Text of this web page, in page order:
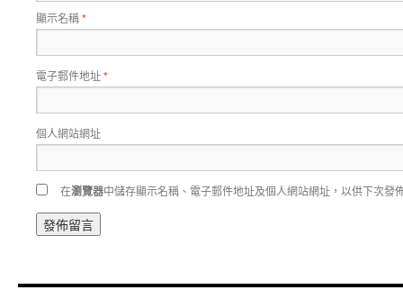
顯示名稱*
電子郵件地址*
個人網站網址
在瀏覽器中儲存顯示名稱、電子郵件地址及個人網站網址，以供下次發